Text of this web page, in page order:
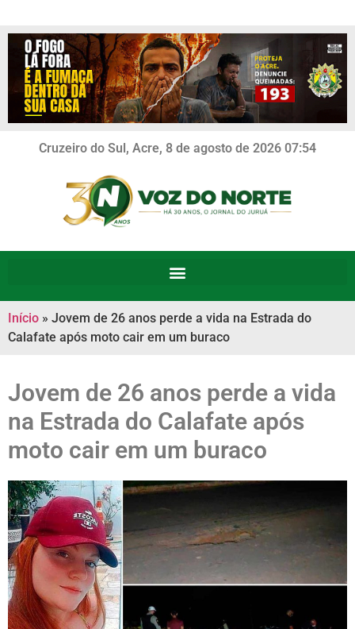
Cruzeiro do Sul, Acre, 8 de agosto de 2026 07:54
Início » Jovem de 26 anos perde a vida na Estrada do
Calafate após moto cair em um buraco
Jovem de 26 anos perde a vida
na Estrada do Calafate após
moto cair em um buraco